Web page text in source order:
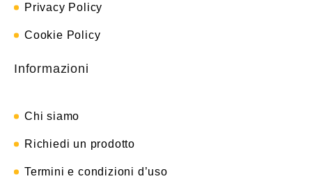
Privacy Policy
Cookie Policy
Informazioni
Chi siamo
Richiedi un prodotto
Termini e condizioni d’uso